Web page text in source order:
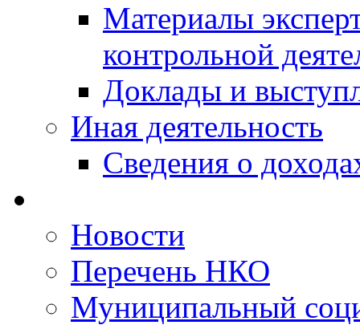
Материалы
контрольной
Доклады и
Иная деятельность
Сведения о
Новости
Перечень НКО
Муниципальный